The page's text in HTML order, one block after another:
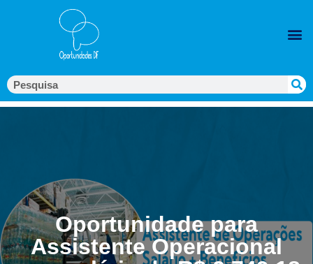
Oportunidade para
Assistente Operacional